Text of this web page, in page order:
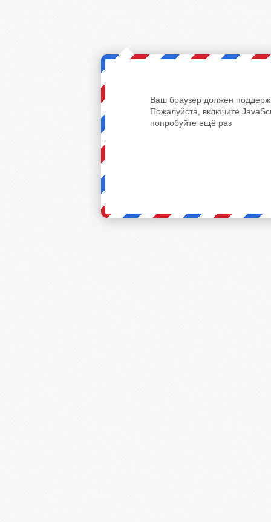
Ваш браузер должен
Пожалуйста, включите
попробуйте ещё раз